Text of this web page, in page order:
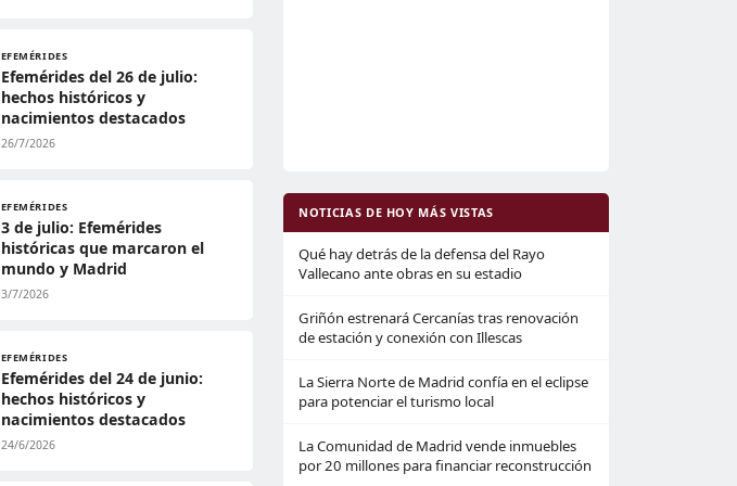
EFEMÉRIDES
Efemérides del 26 de julio:
hechos históricos y
nacimientos destacados
26/7/2026
EFEMÉRIDES
3 de julio: Efemérides
históricas que marcaron el
mundo y Madrid
3/7/2026
EFEMÉRIDES
Efemérides del 24 de junio:
hechos históricos y
nacimientos destacados
24/6/2026
NOTICIAS DE HOY MÁS VISTAS
Qué hay detrás de la defensa del Rayo
Vallecano ante obras en su estadio
Griñón estrenará Cercanías tras renovación
de estación y conexión con Illescas
La Sierra Norte de Madrid confía en el eclipse
para potenciar el turismo local
La Comunidad de Madrid vende inmuebles
por 20 millones para financiar reconstrucción